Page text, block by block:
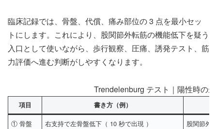
臨床記録では、骨盤、代償、痛み部位の 3 点を最小セッ
トにします。これにより、股関節外転筋の機能低下を疑う
入口として使いながら、歩行観察、圧痛、誘発テスト、筋
力評価へ進む判断がしやすくなります。
Trendelenburg テスト｜陽性時の
項目 書き方（例）
① 骨盤 右支持で左骨盤低下（ 10 秒で出現 ）
股関節外